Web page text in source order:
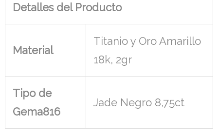
Detalles del Producto
Material
Titanio y Oro Amarillo
18k, 2gr
Tipo de
Gema816
Jade Negro 8,75ct